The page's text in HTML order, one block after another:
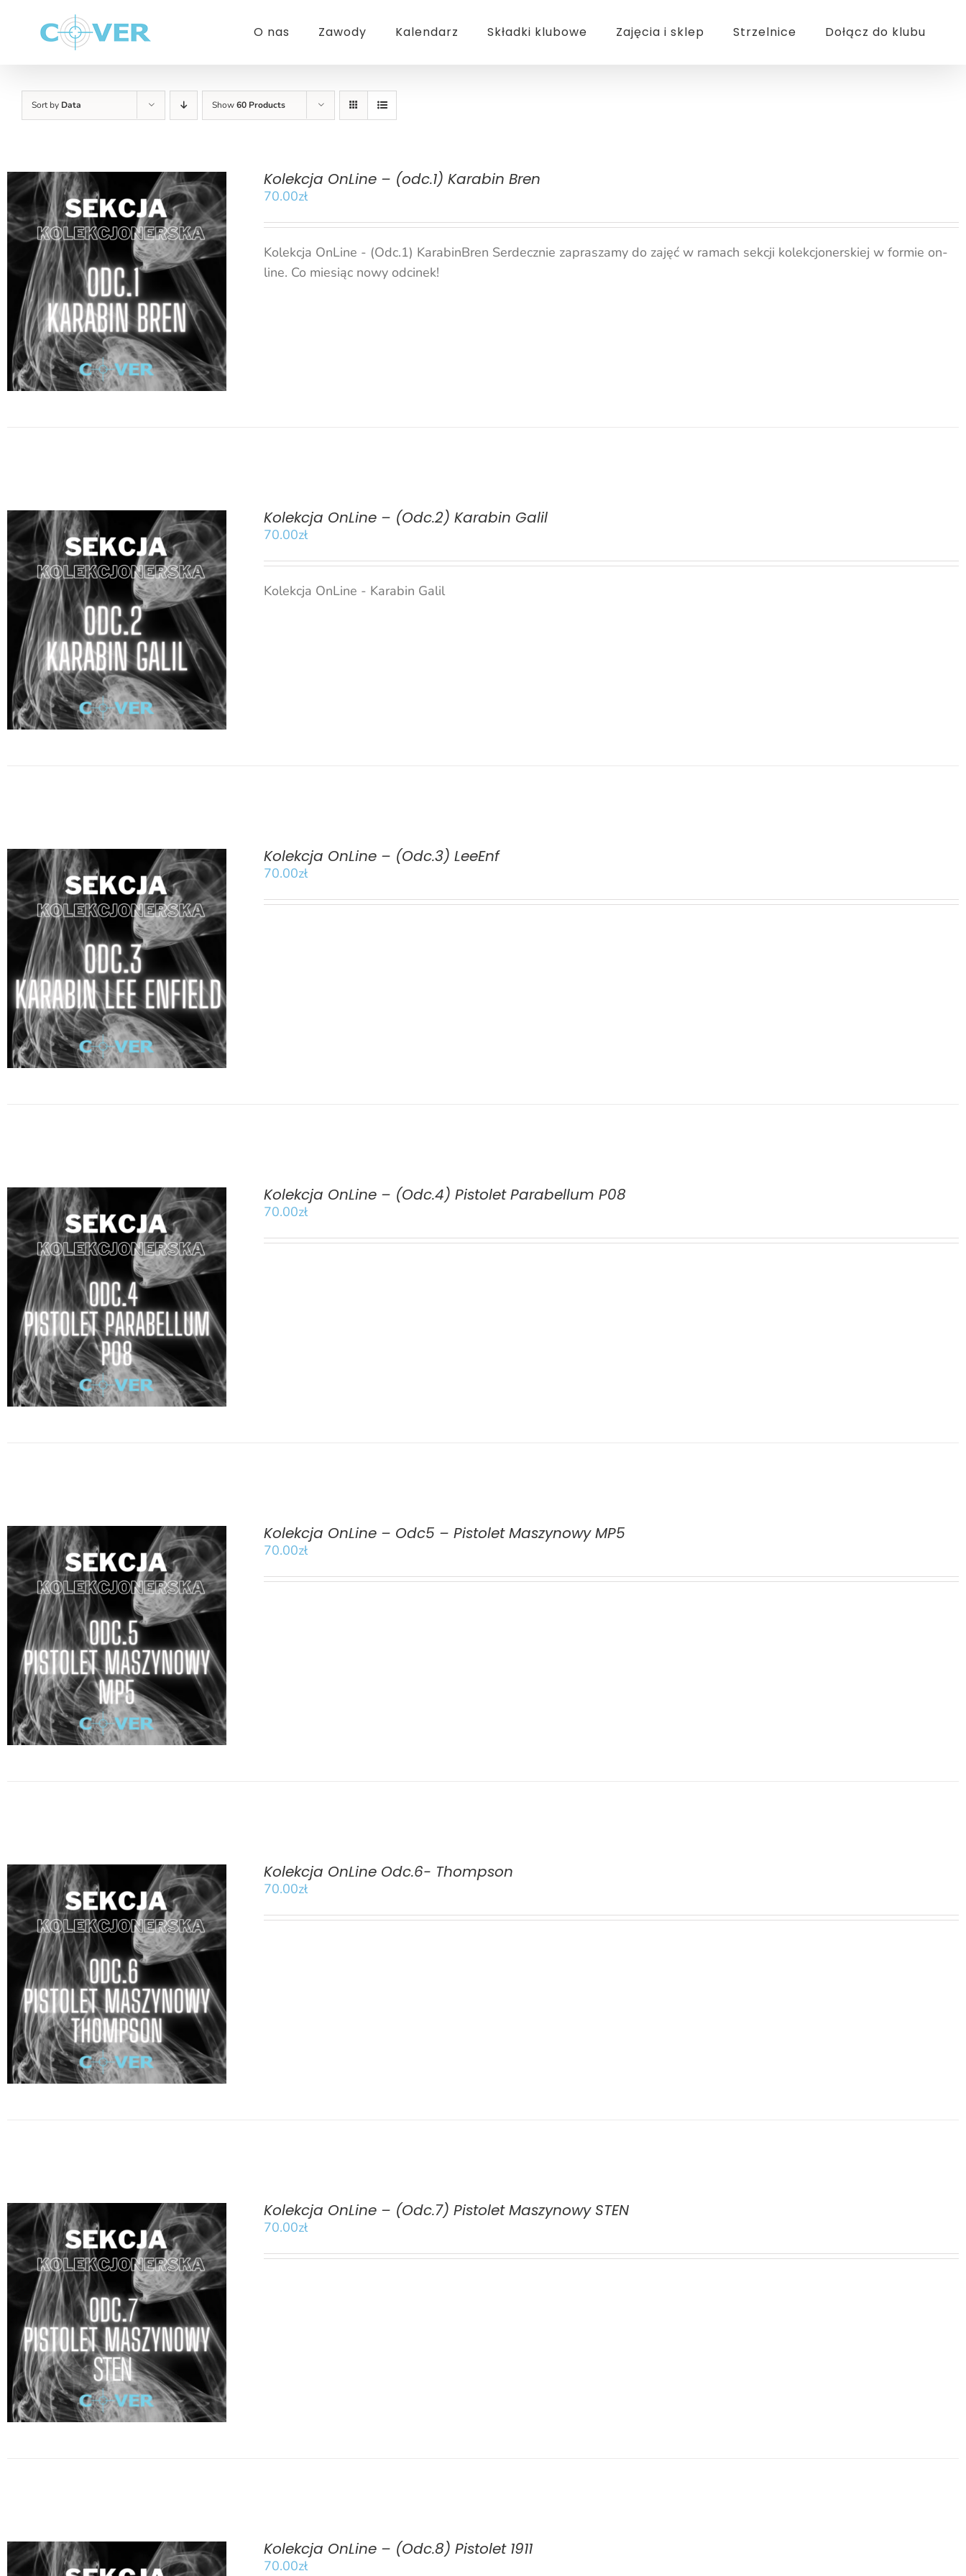
O nas Zawody Kalendarz Składki klubowe Zajęcia i sklep Strzelnice Dołącz do klubu
Sort by Data Show60 Products
DODAJ DO KOSZYKA SZCZEGÓŁY
Kolekcja OnLine – (odc.1) Karabin Bren
70.00zł
Kolekcja OnLine - (Odc.1) KarabinBren Serdecznie zapraszamy do zajęć w ramach sekcji kolekcjonerskiej w formie on-
line. Co miesiąc nowy odcinek!
DODAJ DO KOSZYKA / SZCZEGÓŁY
Kolekcja OnLine – (Odc.2) Karabin Galil
70.00zł
Kolekcja OnLine - Karabin Galil
DODAJ DO KOSZYKA / SZCZEGÓŁY
Kolekcja OnLine – (Odc.3) LeeEnf
70.00zł
DODAJ DO KOSZYKA / SZCZEGÓŁY
Kolekcja OnLine – (Odc.4) Pistolet Parabellum P08
70.00zł
DODAJ DO KOSZYKA / SZCZEGÓŁY
Kolekcja OnLine – Odc5 – Pistolet Maszynowy MP5
70.00zł
DODAJ DO KOSZYKA / SZCZEGÓŁY
Kolekcja OnLine Odc.6- Thompson
70.00zł
DODAJ DO KOSZYKA / SZCZEGÓŁY
Kolekcja OnLine – (Odc.7) Pistolet Maszynowy STEN
70.00zł
Kolekcja OnLine – (Odc.8) Pistolet 1911
70.00zł